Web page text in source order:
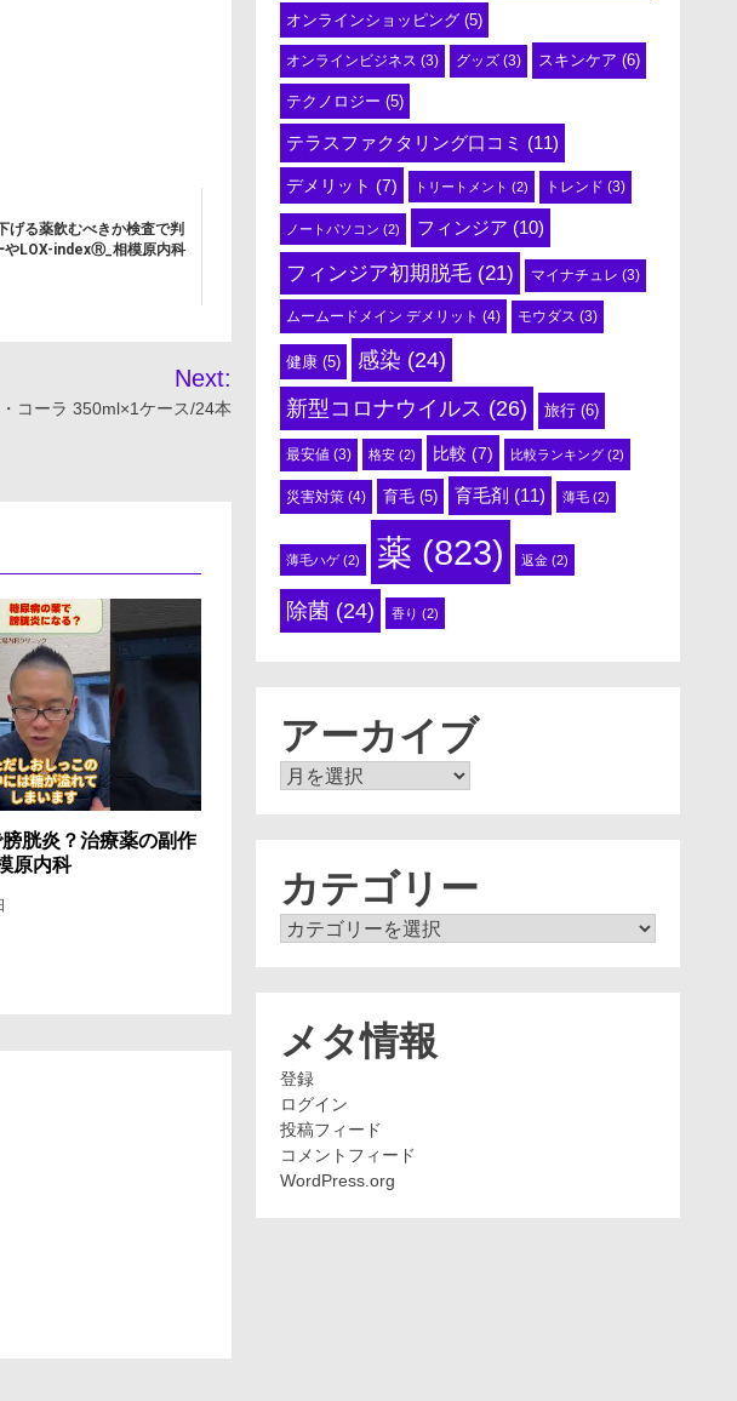
げる薬飲むべきか検査で判
やLOX-indexⓇ_相模原内科
Next:
コーラ 350ml×1ケース/24本
胱炎？治療薬の副作
原内科
オンラインショッピング (5)
オンラインビジネス (3) グッズ (3) スキンケア (6)
テクノロジー (5)
テラスファクタリング口コミ (11)
デメリット (7) トリートメント (2) トレンド (3)
ノートパソコン (2) フィンジア (10)
フィンジア初期脱毛 (21) マイナチュレ (3)
ムームードメイン デメリット (4) モウダス (3)
健康 (5) 感染 (24)
新型コロナウイルス (26) 旅行 (6)
最安値 (3) 格安 (2) 比較 (7) 比較ランキング (2)
災害対策 (4) 育毛 (5) 育毛剤 (11) 薄毛 (2)
薄毛ハゲ(2) 薬 (823) 返金 (2)
除菌 (24) 香り (2)
アーカイブ
ア
カテゴリー
カ
メタ情報
登録
ログイン
投稿フィード
コメントフィード
WordPress.org